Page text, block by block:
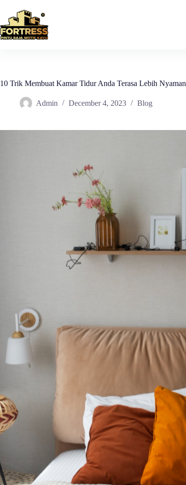
content
10 Trik Membuat Kamar Tidur Anda Terasa Lebih Nyaman
Admin December 4, 2023 Blog